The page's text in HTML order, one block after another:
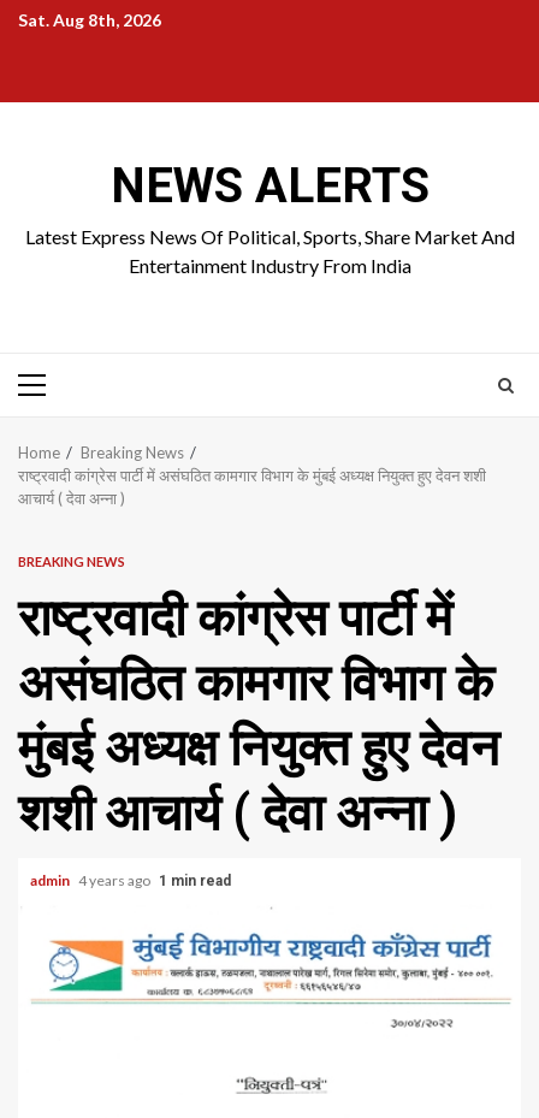
SkipSat. Aug 8th, 2026
NEWS ALERTS
Latest Express News Of Political, Sports, Share Market And
Entertainment Industry From India
Primary
Home
Breaking News
राष्ट्रवादी कांग्रेस पार्टी में असंघठित कामगार विभाग के मुंबई अध्यक्ष नियुक्त हुए देवन शशी
आचार्य ( देवा अन्ना )
BREAKING NEWS
राष्ट्रवादी कांग्रेस पार्टी में
असंघठित कामगार विभाग के
मुंबई अध्यक्ष नियुक्त हुए देवन
शशी आचार्य ( देवा अन्ना )
admin 4 years ago 1 min read